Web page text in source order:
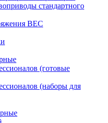
стандартного
BEC
(готовые
(наборы для